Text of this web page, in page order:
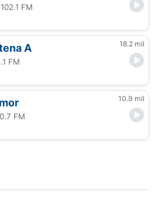
| 102.1 FM
A 18.2 mil
FM
10.9 mil
FM